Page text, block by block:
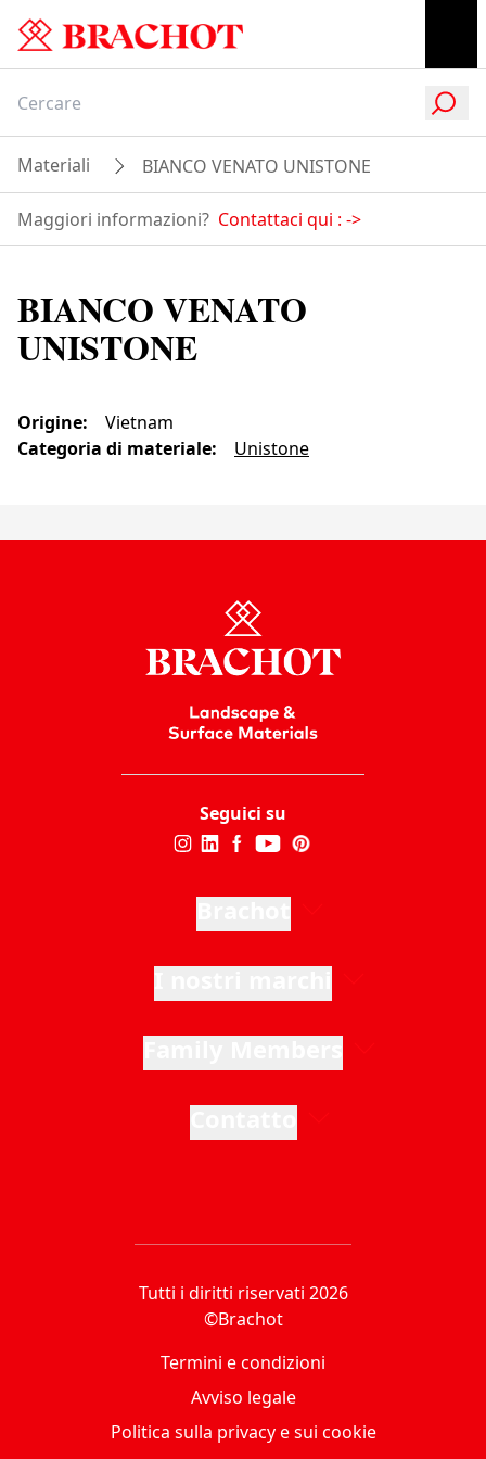
Materiali BIANCO VENATO UNISTONE
Maggiori informazioni? Contattaci qui : ->
BIANCO VENATO
UNISTONE
Origine:
Vietnam
Categoria di materiale: Unistone
Seguici su
Tutti i diritti riservati 2026
©Brachot
Termini e condizioni
Avviso legale
Politica sulla privacy e sui cookie